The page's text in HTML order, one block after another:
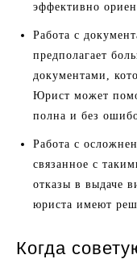
эффективно
Работа с
предполагает
документами,
Юрист может
полна и без
Работа с
связанное с
отказы в выдаче
юриста имеют
Когда